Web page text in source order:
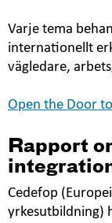
Varje tema
internationellt
vägledare,
Open the Door
Rapport
Cedefop
yrkesutbildning)